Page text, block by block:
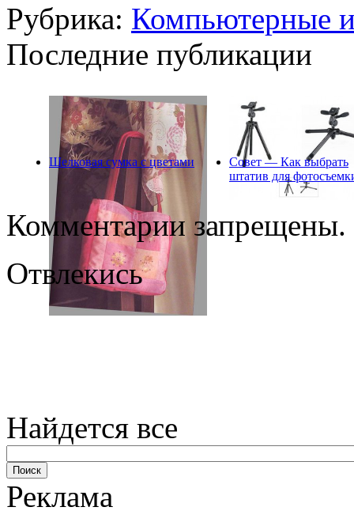
Рубрика: Компьютерные
Последние публикации
Шелковая сумка с цветами
Совет — Как выбрать
штатив для
Комментарии запрещены.
Отвлекись
Найдется все
Реклама